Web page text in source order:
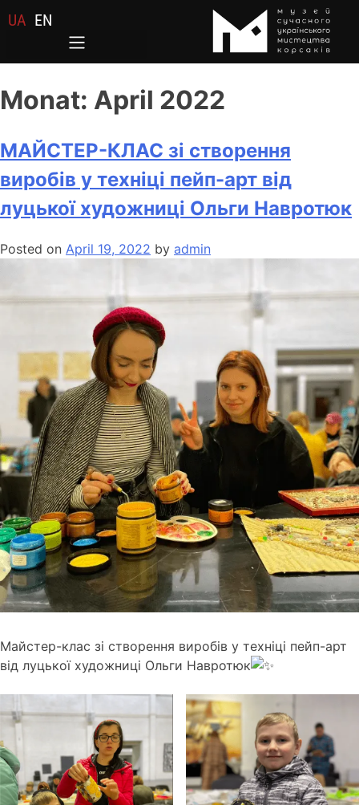
UA EN
Monat: April 2022
МАЙСТЕР-КЛАС зі створення
виробів у техніці пейп-арт від
луцької художниці Ольги Навротюк
Posted on April 19, 2022 by admin
Майстер-клас зі створення виробів у техніці пейп-арт
від луцької художниці Ольги Навротюк